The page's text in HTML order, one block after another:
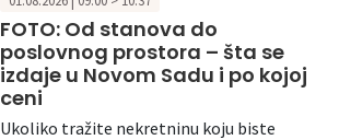
FOTO: Od stanova do
poslovnog prostora – šta se
izdaje u Novom Sadu i po kojoj
ceni
Ukoliko tražite nekretninu koju biste